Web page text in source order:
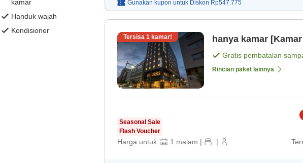
kamar
Handuk wajah
Kondisioner
Gunakan kupon untuk Diskon Rp547.775
Tersisa 1 kamar! hanya kamar
Gratis pembatalan
Rincian paket lainnya
Seasonal Sale
Flash Voucher
Harga untuk: 1 malam | |